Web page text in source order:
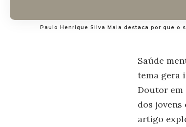
Paulo Henrique Silva Maia destaca por que
Saúde
tema gera
Doutor em
dos
artigo